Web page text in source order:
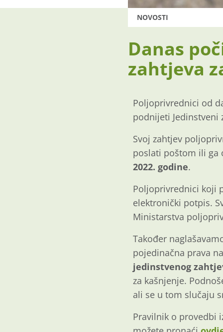
NOVOSTI
Danas
zahtjeva
Poljoprivrednici od
podnijeti Jedinstveni
Svoj zahtjev
poslati poštom ili ga
2022. godine.
Poljoprivrednici koji
elektronički potpis.
Ministarstva
Također
pojedinačna prava
jedinstvenog
za kašnjenje.
ali se u tom slučaju
Pravilnik o provedbi